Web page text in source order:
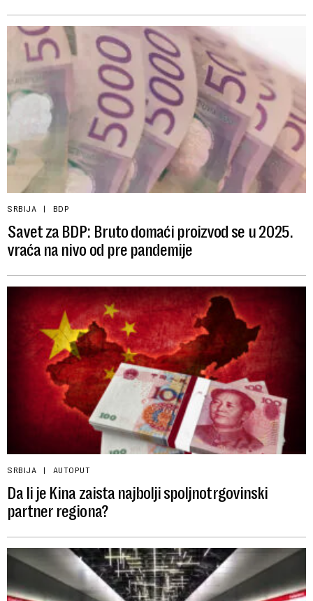
SRBIJA BDP
Savet za BDP: Bruto domaći proizvod se u 2025.
vraća na nivo od pre pandemije
SRBIJA AUTOPUT
Da li je Kina zaista najbolji spoljnotrgovinski
partner regiona?